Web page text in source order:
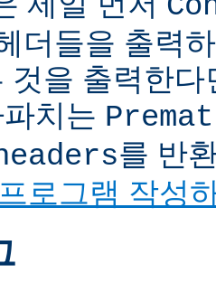
더들을 출력
것을 출력한
치는
를 반
로그램 작성